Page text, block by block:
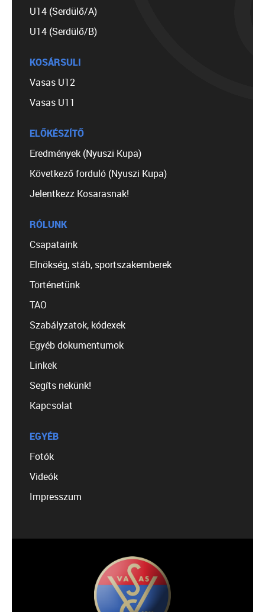
U14 (Serdülő/A)
U14 (Serdülő/B)
KOSÁRSULI
Vasas U12
Vasas U11
ELŐKÉSZÍTŐ
Eredmények (Nyuszi Kupa)
Következő forduló (Nyuszi Kupa)
Jelentkezz Kosarasnak!
RÓLUNK
Csapataink
Elnökség, stáb, sportszakemberek
Történetünk
TAO
Szabályzatok, kódexek
Egyéb dokumentumok
Linkek
Segíts nekünk!
Kapcsolat
EGYÉB
Fotók
Videók
Impresszum